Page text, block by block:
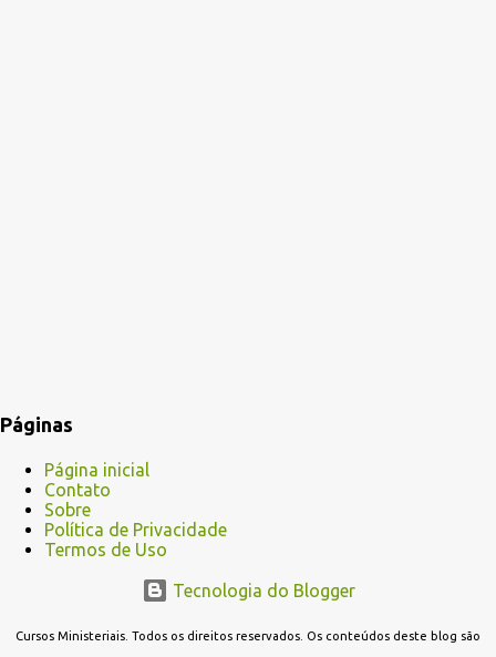
Páginas
Página inicial
Contato
Sobre
Política de Privacidade
Termos de Uso
Tecnologia do Blogger
Cursos Ministeriais. Todos os direitos reservados. Os conteúdos deste blog são